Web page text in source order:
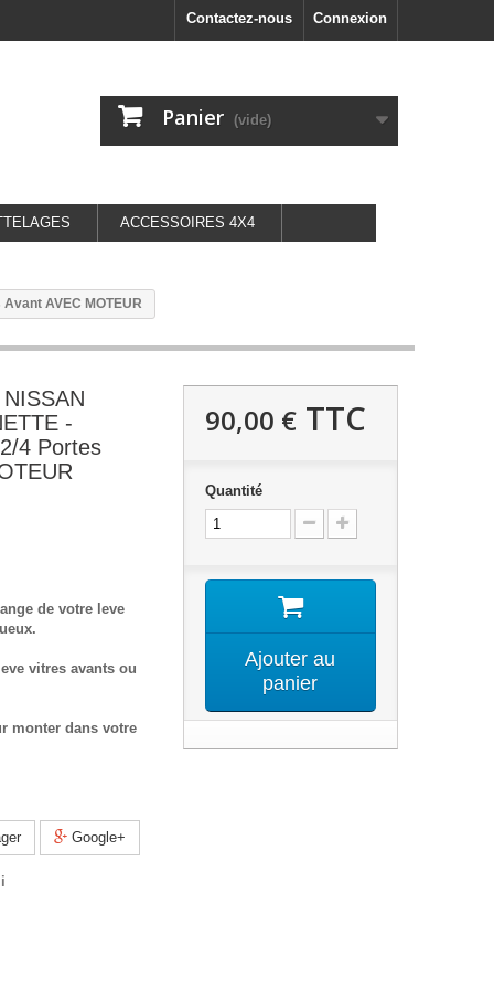
Connexion
Contactez-nous
Panier (vide)
ACCESSOIRES 4X4
AVEC MOTEUR
-
4 Portes
de votre leve
vitres avants ou
monter dans votre
Google+
90,00 €TTC
Quantité
Ajouter au
panier